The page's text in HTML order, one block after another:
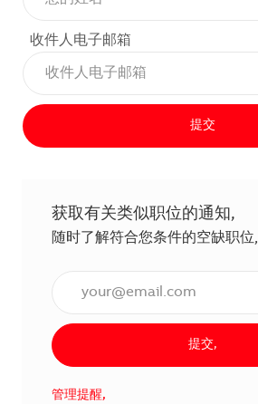
收件人电子邮箱
提交
获取有关类似职位的通知,
随时了解符合您条件的空缺职位,
提交,
管理提醒,